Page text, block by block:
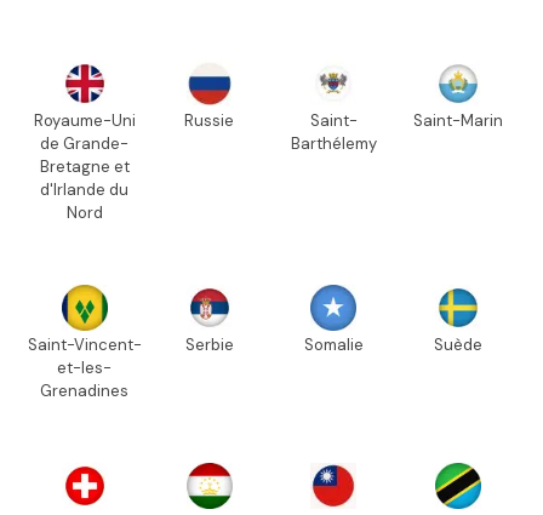
Royaume-Uni
de Grande-
Bretagne et
d'Irlande du
Nord
Russie
Saint-
Barthélemy
Saint-Marin
Saint-Vincent-
et-les-
Grenadines
Serbie Somalie Suède